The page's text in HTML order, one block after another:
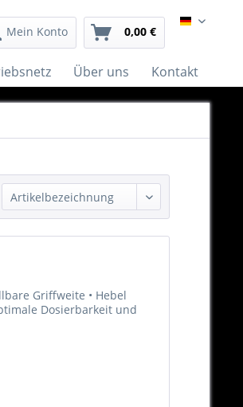
Mein Konto 0,00 € German
Über uns Kontakt
Griffweite • Hebel
Dosierbarkeit und